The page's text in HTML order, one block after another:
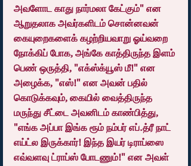
அவளோட காது நார்மலா கேட்கும்" என
ஆறுதலாக அவர்களிடம் சொன்னவன்
கையுறைகளைக் கழற்றியவாறு ஓய்வறை
நோக்கிப் போக, அங்கே காத்திருந்த இளம்
பெண் ஒருத்தி, "எக்ஸ்க்யூஸ் மீ!" என
அழைக்க, "எஸ்!" என அவன் பதில்
கொடுக்கவும், கையில் வைத்திருந்த
மருந்து சீட்டை அவனிடம் காண்பித்து,
"எங்க அப்பா இங்க ரூம் நம்பர் எப்.த்ரீ நாட்
எய்ட்ல இருக்கார்! இந்த இயர் டிராப்ஸை
எவ்வளவு ட்ராப்ஸ் போடணும்!" என அவள்